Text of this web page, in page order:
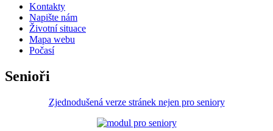
Kontakty
Napište nám
Životní situace
Mapa webu
Počasí
Senioři
Zjednodušená verze stránek nejen pro seniory